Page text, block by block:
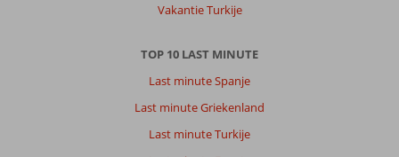
Vakantie Turkije
TOP 10 LAST MINUTE
Last minute Spanje
Last minute Griekenland
Last minute Turkije